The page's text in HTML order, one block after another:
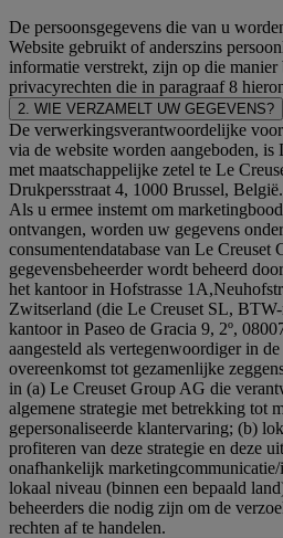
De persoonsgegevens die van u
Website gebruikt of anderszins
informatie verstrekt, zijn op die manier
privacyrechten die in paragraaf 8
2. WIE VERZAMELT UW GEGEVENS?
De verwerkingsverantwoordelijke
via de website worden aangeboden,
met maatschappelijke zetel te Le
Drukpersstraat 4, 1000 Brussel, België.
Als u ermee instemt om
ontvangen, worden uw gegevens
consumentendatabase van Le Creuset
gegevensbeheerder wordt beheerd
het kantoor in Hofstrasse
Zwitserland (die Le Creuset SL,
kantoor in Paseo de Gracia 9, 2º,
aangesteld als vertegenwoordiger in
overeenkomst tot gezamenlijke
in (a) Le Creuset Group AG die
algemene strategie met betrekking tot
gepersonaliseerde klantervaring; (b)
profiteren van deze strategie en deze
onafhankelijk
lokaal niveau (binnen een bepaald
beheerders die nodig zijn om de
rechten af te handelen.